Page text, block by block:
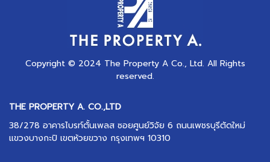
Copyright © 2024 The Property A Co., Ltd. All Rights
reserved.
THE PROPERTY A. CO.,LTD
38/278 อาคารไบรท์ตั้นเพลส ซอยศูนย์วิจัย 6 ถนนเพชรบุรีตัดใหม่
แขวงบางกะปิ เขตห้วยขวาง กรุงเทพฯ 10310